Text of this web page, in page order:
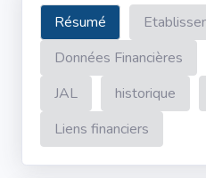
Résumé
Données Financières
JAL
historique
Liens financiers